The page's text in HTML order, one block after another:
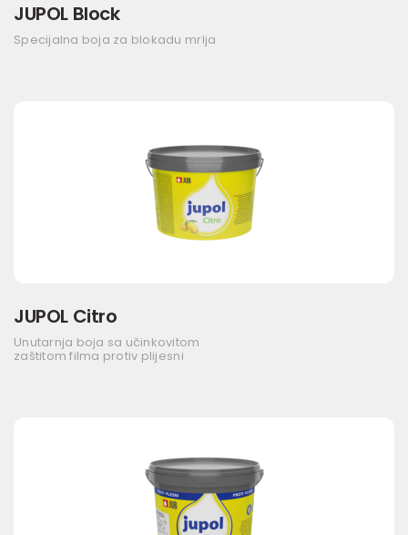
JUPOL Block
Specijalna boja za blokadu mrlja
JUPOL Citro
Unutarnja boja sa učinkovitom
zaštitom filma protiv plijesni